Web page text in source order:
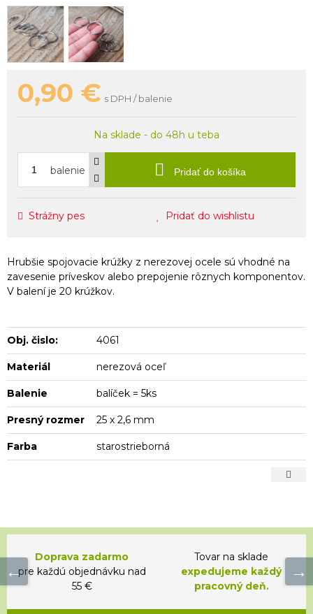
0,90 € s DPH / balenie
Na sklade - do 48h u teba
balenie Pridať do košíka
Strážny pes Pridať do wishlistu
Hrubšie spojovacie krúžky z nerezovej ocele sú vhodné na
zavesenie príveskov alebo prepojenie rôznych komponentov.
V balení je 20 krúžkov.
Obj. čislo: 4061
Materiál nerezová oceľ
Balenie balíček = 5ks
Presný rozmer 25 x 2,6 mm
Farba starostrieborná
Doprava zadarmo
pre každú objednávku nad
55 €
Tovar na sklade
expedujeme každý
pracovný deň.